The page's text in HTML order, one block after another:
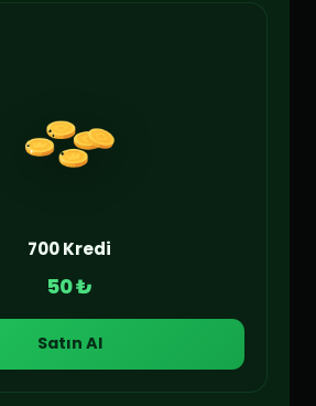
700 Kredi
50 ₺
Satın Al